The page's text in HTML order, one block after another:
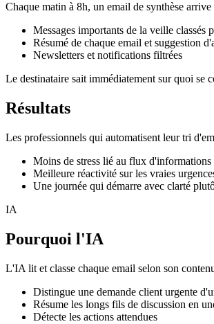
Chaque matin à 8h, un email de synthèse
Messages importants de la veille classés
Résumé de chaque email et suggestion
Newsletters et notifications filtrées
Le destinataire sait immédiatement sur quoi se
Résultats
Les professionnels qui automatisent leur tri
Moins de stress lié au flux d'informations
Meilleure réactivité sur les vraies
Une journée qui démarre avec clarté
IA
Pourquoi l'IA
L'IA lit et classe chaque email selon son
Distingue une demande client urgente
Résume les longs fils de discussion en
Détecte les actions attendues